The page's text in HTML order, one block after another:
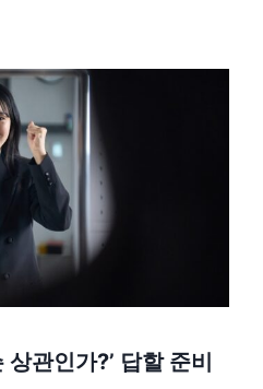
상관인가?’ 답할 준비